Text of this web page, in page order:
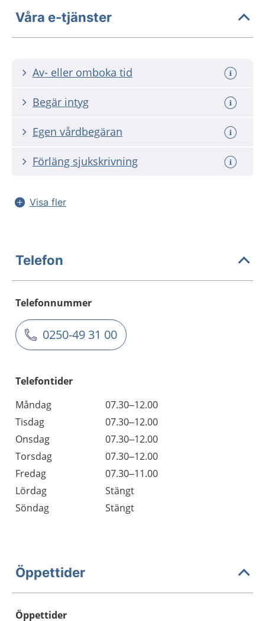
Våra e-tjänster
Av- eller omboka tid
Begär intyg
Egen vårdbegäran
Förläng sjukskrivning
Visa fler
Telefon
Telefonnummer
0250-49 31 00
Telefontider
Måndag
07.30–12.00
Tisdag
07.30–12.00
Onsdag
07.30–12.00
Torsdag
07.30–12.00
Fredag
07.30–11.00
Lördag
Stängt
Söndag
Stängt
Öppettider
Öppettider